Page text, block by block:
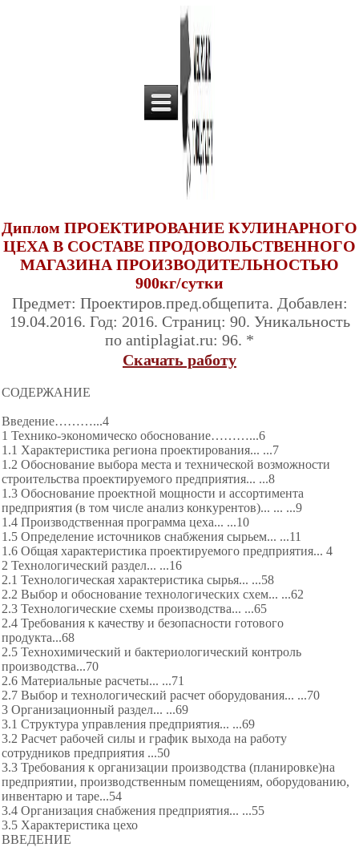
Диплом ПРОЕКТИРОВАНИЕ КУЛИНАРНОГО
ЦЕХА В СОСТАВЕ ПРОДОВОЛЬСТВЕННОГО
МАГАЗИНА ПРОИЗВОДИТЕЛЬНОСТЬЮ
900кг/сутки
Предмет: Проектиров.пред.общепита. Добавлен:
19.04.2016. Год: 2016. Страниц: 90. Уникальность
по antiplagiat.ru: 96. *
Скачать работу
СОДЕРЖАНИЕ
Введение………...4
1 Технико-экономическо обоснование………...6
1.1 Характеристика региона проектирования... ...7
1.2 Обоснование выбора места и технической возможности
строительства проектируемого предприятия... ...8
1.3 Обоснование проектной мощности и ассортимента
предприятия (в том числе анализ конкурентов)... ... ...9
1.4 Производственная программа цеха... ...10
1.5 Определение источников снабжения сырьем... ...11
1.6 Общая характеристика проектируемого предприятия... 4
2 Технологический раздел... ...16
2.1 Технологическая характеристика сырья... ...58
2.2 Выбор и обоснование технологических схем... ...62
2.3 Технологические схемы производства... ...65
2.4 Требования к качеству и безопасности готового
продукта...68
2.5 Технохимический и бактериологический контроль
производства...70
2.6 Материальные расчеты... ...71
2.7 Выбор и технологический расчет оборудования... ...70
3 Организационный раздел... ...69
3.1 Структура управления предприятия... ...69
3.2 Расчет рабочей силы и график выхода на работу
сотрудников предприятия ...50
3.3 Требования к организации производства (планировке)на
предприятии, производственным помещениям, оборудованию,
инвентарю и таре...54
3.4 Организация снабжения предприятия... ...55
3.5 Характеристика цехо
ВВЕДЕНИЕ